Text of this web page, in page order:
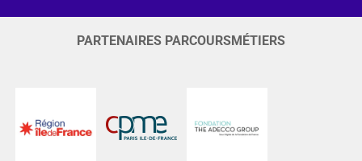
PARTENAIRES PARCOURSMÉTIERS